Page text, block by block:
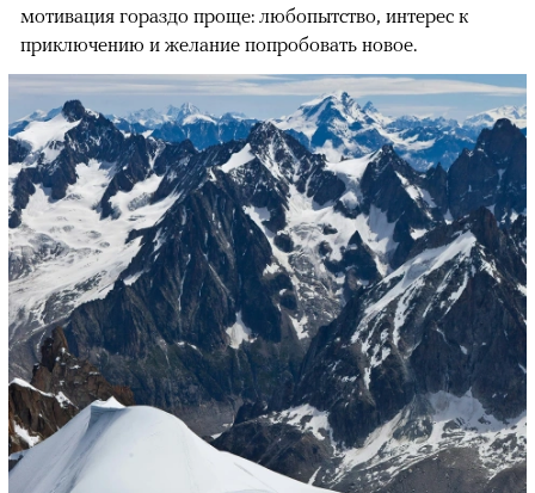
мотивация гораздо проще: любопытство, интерес к
приключению и желание попробовать новое.